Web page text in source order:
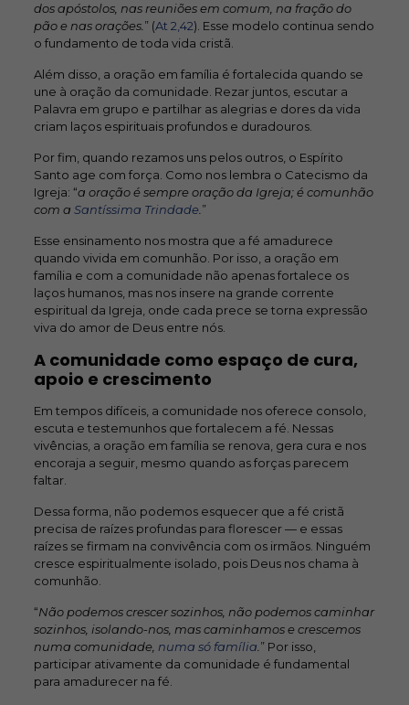
dos apóstolos, nas reuniões em comum, na fração do
pão e nas orações. ” (At 2,42). Esse modelo continua sendo
o fundamento de toda vida cristã.
Além disso, a oração em família é fortalecida quando se
une à oração da comunidade. Rezar juntos, escutar a
Palavra em grupo e partilhar as alegrias e dores da vida
criam laços espirituais profundos e duradouros.
Por fim, quando rezamos uns pelos outros, o Espírito
Santo age com força. Como nos lembra o Catecismo da
Igreja: “a oração é sempre oração da Igreja; é comunhão
com a Santíssima Trindade. ”
Esse ensinamento nos mostra que a fé amadurece
quando vivida em comunhão. Por isso, a oração em
família e com a comunidade não apenas fortalece os
laços humanos, mas nos insere na grande corrente
espiritual da Igreja, onde cada prece se torna expressão
viva do amor de Deus entre nós.
A comunidade como espaço de cura,
apoio e crescimento
Em tempos difíceis, a comunidade nos oferece consolo,
escuta e testemunhos que fortalecem a fé. Nessas
vivências, a oração em família se renova, gera cura e nos
encoraja a seguir, mesmo quando as forças parecem
faltar.
Dessa forma, não podemos esquecer que a fé cristã
precisa de raízes profundas para florescer — e essas
raízes se firmam na convivência com os irmãos. Ninguém
cresce espiritualmente isolado, pois Deus nos chama à
comunhão.
“Não podemos crescer sozinhos, não podemos caminhar
sozinhos, isolando-nos, mas caminhamos e crescemos
numa comunidade, numa só família ” Por isso,
participar ativamente da comunidade é fundamental
para amadurecer na fé.